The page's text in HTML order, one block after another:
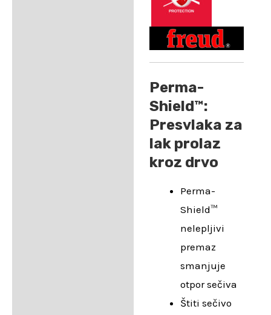
Perma-
Shield™:
Presvlaka za
lak prolaz
kroz drvo
Perma-
Shield™
nelepljivi
premaz
smanjuje
otpor sečiva
Štiti sečivo